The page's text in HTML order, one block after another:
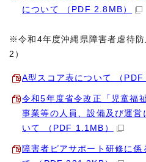
について （PDF 2.8MB）
※令和4年度沖縄県障害者虐待
2）
A型スコア表について （PDF
令和5年度省令改正「児童福
事業等の人員、設備及び運
いて （PDF 1.1MB）
障害者ピアサポート研修に